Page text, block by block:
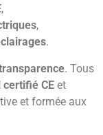
,
,
.
. Tous
CE et
et formée aux